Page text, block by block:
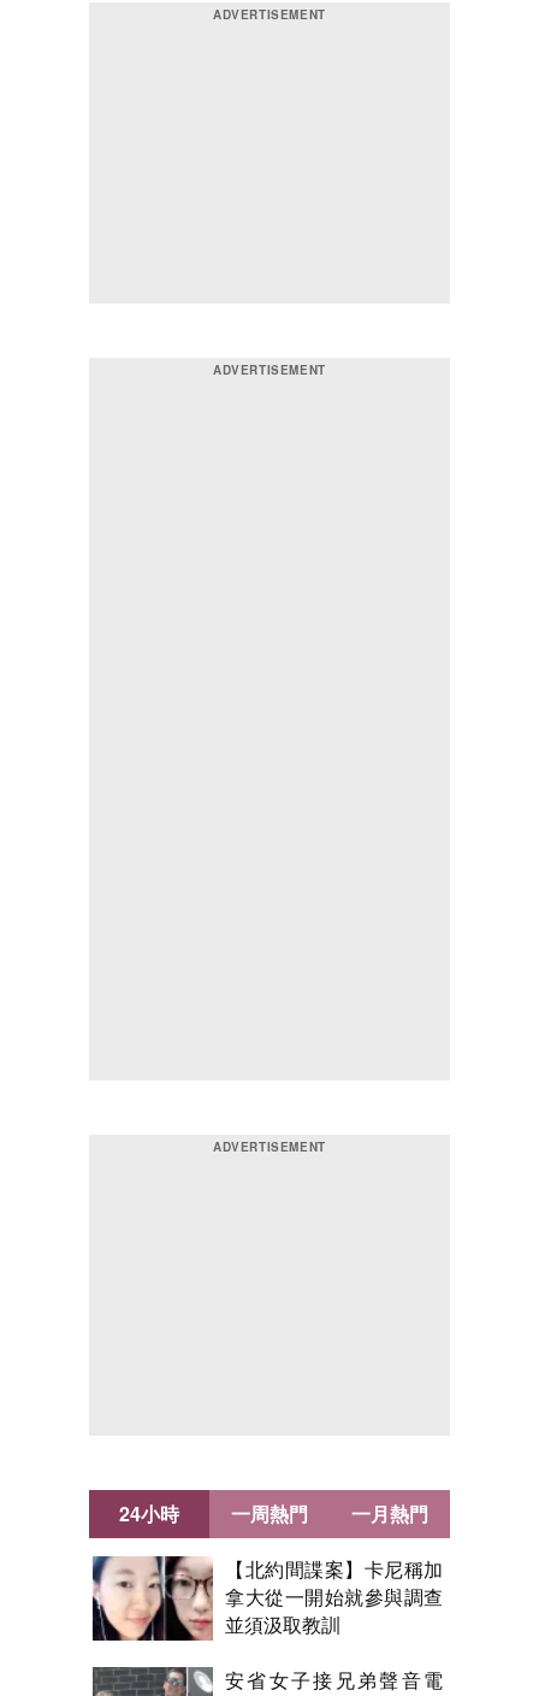
24小時
【北約間諜案】卡尼稱加
拿大從一開始就參與調查
並須汲取教訓
安省女子接兄弟聲音電
一周熱門 一月熱門